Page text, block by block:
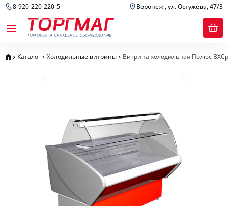
8-920-220-220-5 Воронеж , ул. Остужева, 47/3
Каталог Холодильные витрины Витрина холодильная Полюс